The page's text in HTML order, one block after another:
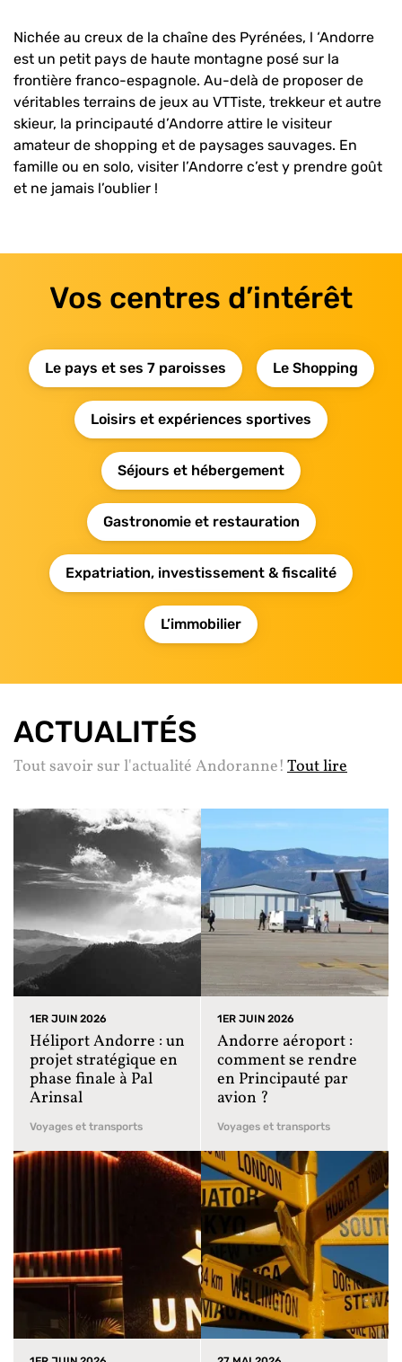
Nichée au creux de la chaîne des Pyrénées, l ‘Andorre
est un petit pays de haute montagne posé sur la
frontière franco-espagnole. Au-delà de proposer de
véritables terrains de jeux au VTTiste, trekkeur et autre
skieur, la principauté d’Andorre attire le visiteur
amateur de shopping et de paysages sauvages. En
famille ou en solo, visiter l’Andorre c’est y prendre goût
et ne jamais l’oublier !
Vos centres d’intérêt
Le pays et ses 7 paroisses Le Shopping
Loisirs et expériences sportives
Séjours et hébergement
Gastronomie et restauration
Expatriation, investissement & fiscalité
L’immobilier
ACTUALITÉS
Tout savoir sur l'actualité Andoranne! Tout lire
1ER JUIN 2026
Héliport Andorre : un
projet stratégique en
phase finale à Pal
Arinsal
Voyages et transports
1ER JUIN 2026
Andorre aéroport :
comment se rendre
en Principauté par
avion ?
Voyages et transports